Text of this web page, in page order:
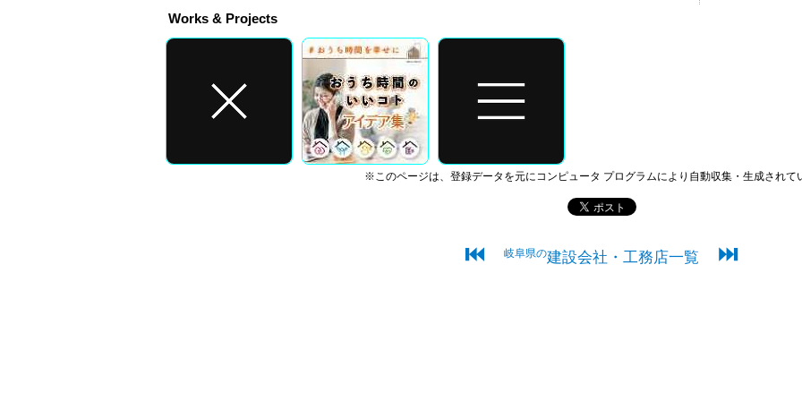
Works & Projects
※このページは、登録データを元にコンピュータ プログラムにより自動収集・生成されて
⏮ 岐阜県の建設会社・工務店一覧 ⏭